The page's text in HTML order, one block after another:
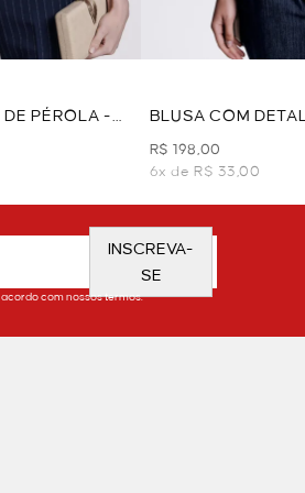
PÉROLA -
BLUSA COM
MARINHO
R$ 198,00
6x de R$ 33,00
INSCREVA-
SE
com nossos termos.